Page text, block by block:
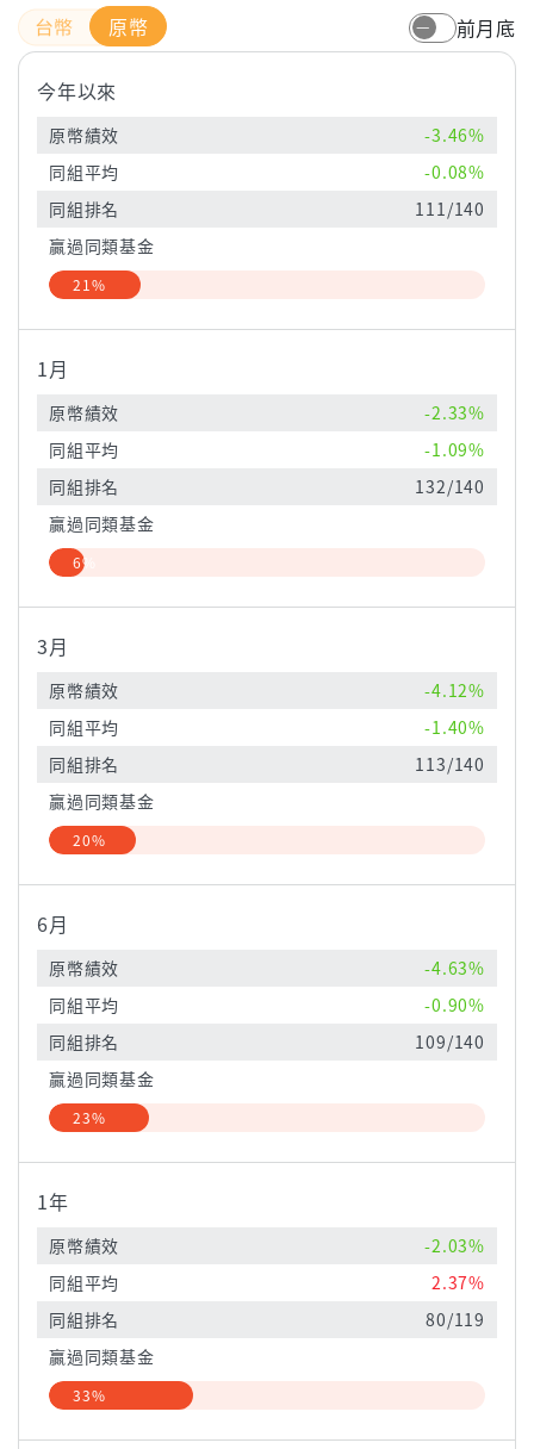
原幣 前月底
今年以來
原幣績效
-3.46%
同組平均
-0.08%
同組排名
111/140
贏過同類基金
21%
1月
原幣績效
-2.33%
同組平均
-1.09%
同組排名
132/140
贏過同類基金
6%
3月
原幣績效
-4.12%
同組平均
-1.40%
同組排名
113/140
贏過同類基金
20%
6月
原幣績效
-4.63%
同組平均
-0.90%
同組排名
109/140
贏過同類基金
23%
1年
原幣績效
-2.03%
同組平均
2.37%
同組排名
80/119
贏過同類基金
33%